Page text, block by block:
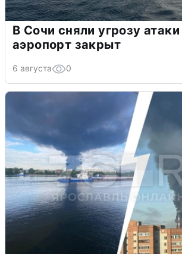
В Сочи сняли угрозу
аэропорт закрыт
6 августа 0